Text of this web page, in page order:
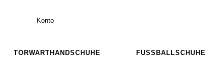
Konto
TORWARTHANDSCHUHE FUSSBALLSCHUHE